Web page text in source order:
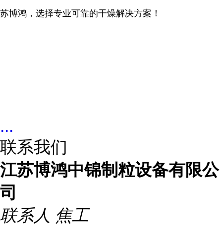
苏博鸿，选择专业可靠的干燥解决方案！
...
联系我们
江苏博鸿中锦制粒设备有限公
司
联系人 焦工